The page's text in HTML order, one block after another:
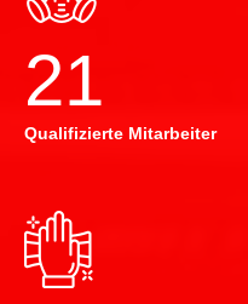
22
Qualifizierte Mitarbeiter